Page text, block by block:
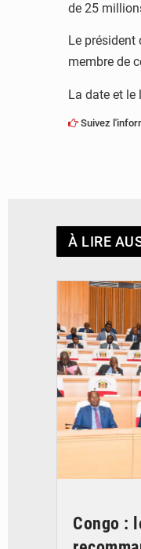
de 25
Le
membre de
La date et le
Suivez
À LIRE
Congo :